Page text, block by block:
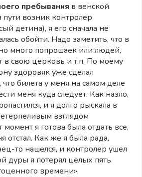
пребывания в венской
возник контролер
детина), я его сначала не
обойти. Надо заметить, что в
много попрошаек или людей,
в свою церковь и т.п. По моему
здоровяк уже сделал
билета у меня на самом деле
меня куда следует. Как назло,
и я долго рыскала в
взглядом
момент я готова была отдать все,
отстал. Как же я была рада,
то нашелся, и контролер ушел
дуры я потерял целых пять
времени».